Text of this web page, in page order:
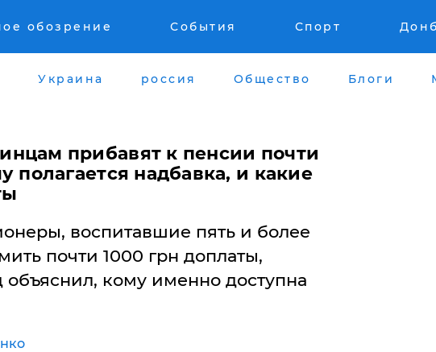
обозрение События Спорт
Украина россия Общество Блоги
прибавят к пенсии почти
полагается надбавка, и какие
воспитавшие пять и более
почти 1000 грн доплаты,
кому именно доступна